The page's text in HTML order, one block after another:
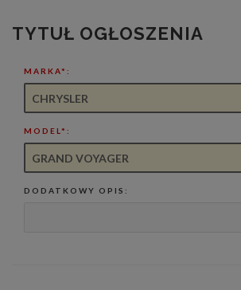
TYTUŁ OGŁOSZENIA
MARKA*:
MODEL*:
DODATKOWY OPIS: